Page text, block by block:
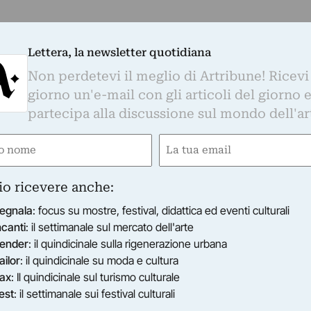
FUMAGALLI
Kounellis / Theodoros Terzopoulos
Fumagalli presenta il video della performance
il 28 dicembre 2016 al Piccolo Teatro d’Europa
Milano (MI)
GALLERY MILANO
Noland - Opere 1958 - 1980
mostra dedicata a uno dei maggiori esponenti
del secondo dopoguerra e in particolar modo
Milano (MI) 20/01/2015–11/04/2015
Lettera, la newsletter quotidiana
Non perdetevi il meglio di Artribune! Ricevi
giorno un'e-mail con gli articoli del giorno e
partecipa alla discussione sul mondo
Email
ricevere anche:
: focus su mostre, festival, didattica ed eventi culturali
: il settimanale sul mercato dell'arte
: il quindicinale sulla rigenerazione urbana
: il quindicinale su moda e cultura
: Il quindicinale sul turismo culturale
: il settimanale sui festival culturali